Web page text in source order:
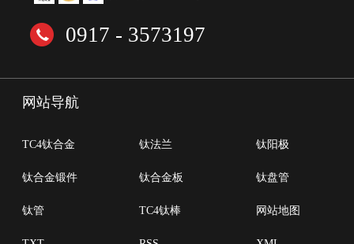
0917 - 3573197
网站导航
TC4钛合金 钛法兰 钛阳极
钛合金锻件 钛合金板 钛盘管
钛管 TC4钛棒 网站地图